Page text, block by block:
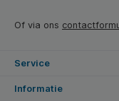
Of via ons
Service
Informatie